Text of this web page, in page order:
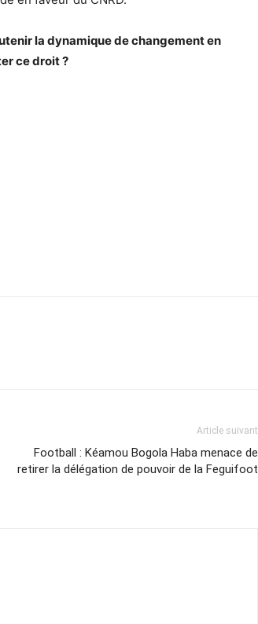
la dynamique de changement en
ce droit ?
Article suivant
Football : Kéamou Bogola Haba menace de
retirer la délégation de pouvoir de la Feguifoot